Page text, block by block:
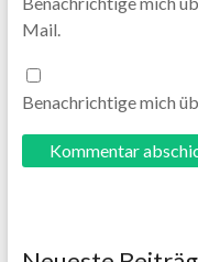
Mail.
Benachrichtige mich